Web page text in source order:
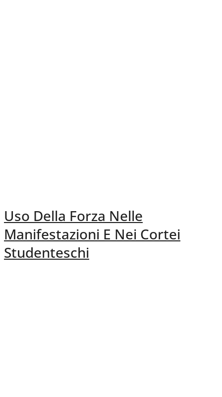
Uso Della Forza Nelle
Manifestazioni E Nei Cortei
Studenteschi